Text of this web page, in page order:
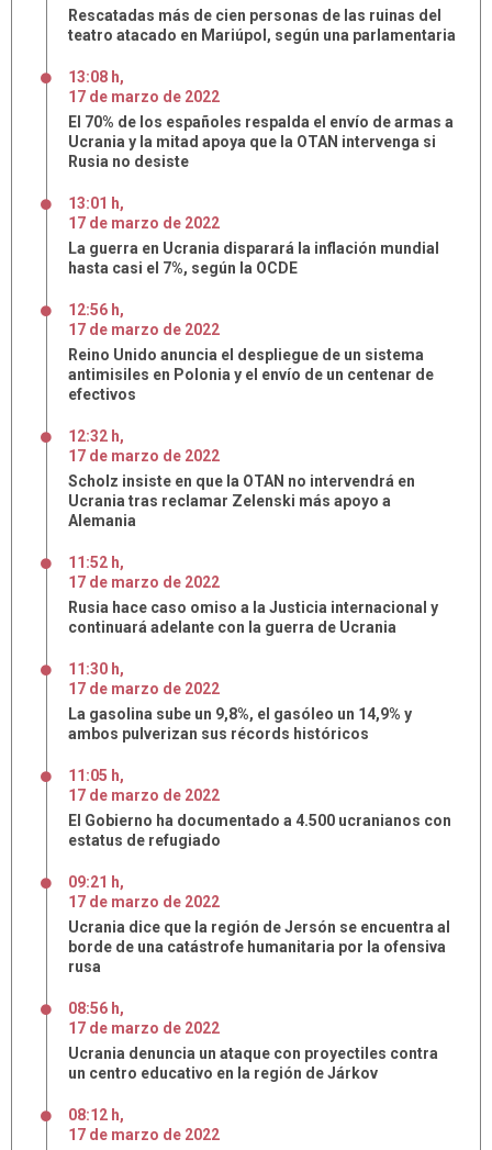
Rescatadas más de cien personas de las ruinas del
teatro atacado en Mariúpol, según una parlamentaria
13:08 h,
17 de marzo de 2022
El 70% de los españoles respalda el envío de armas a
Ucrania y la mitad apoya que la OTAN intervenga si
Rusia no desiste
13:01 h,
17 de marzo de 2022
La guerra en Ucrania disparará la inflación mundial
hasta casi el 7%, según la OCDE
12:56 h,
17 de marzo de 2022
Reino Unido anuncia el despliegue de un sistema
antimisiles en Polonia y el envío de un centenar de
efectivos
12:32 h,
17 de marzo de 2022
Scholz insiste en que la OTAN no intervendrá en
Ucrania tras reclamar Zelenski más apoyo a
Alemania
11:52 h,
17 de marzo de 2022
Rusia hace caso omiso a la Justicia internacional y
continuará adelante con la guerra de Ucrania
11:30 h,
17 de marzo de 2022
La gasolina sube un 9,8%, el gasóleo un 14,9% y
ambos pulverizan sus récords históricos
11:05 h,
17 de marzo de 2022
El Gobierno ha documentado a 4.500 ucranianos con
estatus de refugiado
09:21 h,
17 de marzo de 2022
Ucrania dice que la región de Jersón se encuentra al
borde de una catástrofe humanitaria por la ofensiva
rusa
08:56 h,
17 de marzo de 2022
Ucrania denuncia un ataque con proyectiles contra
un centro educativo en la región de Járkov
08:12 h,
17 de marzo de 2022